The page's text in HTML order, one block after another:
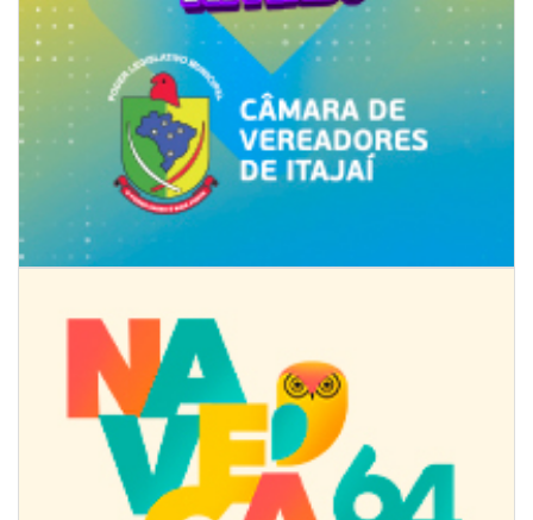
Univali e Câmara de Vereadores de Itajaí reúnem especialistas para
discutir políticas públicas e inovação
BALNEÁRIO CAMBORIÚ